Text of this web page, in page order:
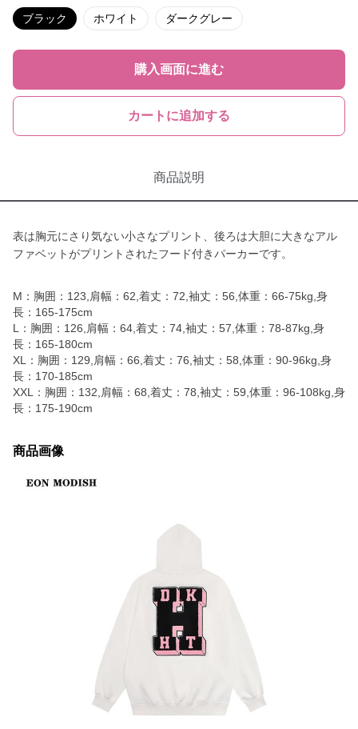
ブラック ホワイト ダークグレー
購入画面に進む
カートに追加する
商品説明
表は胸元にさり気ない小さなプリント、後ろは大胆に大きなアル
ファベットがプリントされたフード付きパーカーです。
M：胸囲：123,肩幅：62,着丈：72,袖丈：56,体重：66-75kg,身
長：165-175cm
L：胸囲：126,肩幅：64,着丈：74,袖丈：57,体重：78-87kg,身
長：165-180cm
XL：胸囲：129,肩幅：66,着丈：76,袖丈：58,体重：90-96kg,身
長：170-185cm
XXL：胸囲：132,肩幅：68,着丈：78,袖丈：59,体重：96-108kg,身
長：175-190cm
商品画像